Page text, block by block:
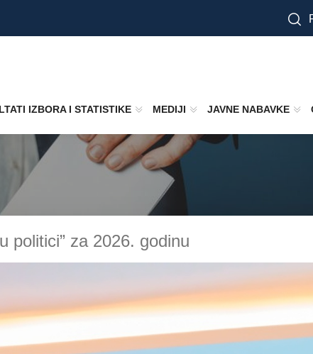
IZBORA I STATISTIKE MEDIJI JAVNE NABAVKE
politici” za 2026. godinu